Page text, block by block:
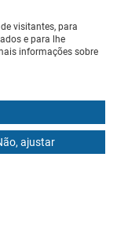
visitantes, para
e para lhe
informações sobre
ajustar